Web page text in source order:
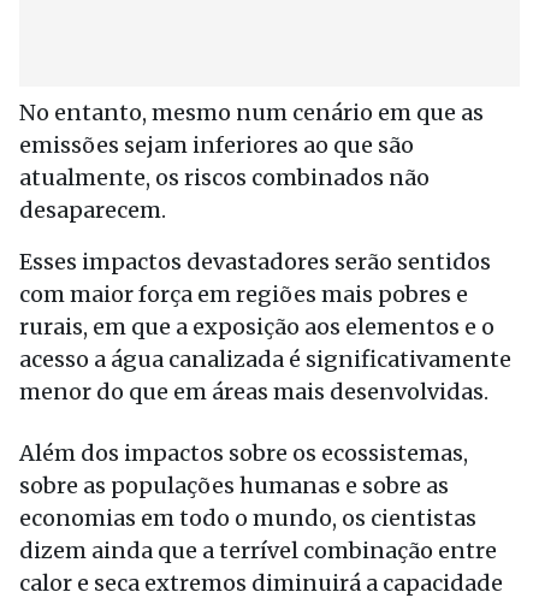
No entanto, mesmo num cenário em que as
emissões sejam inferiores ao que são
atualmente, os riscos combinados não
desaparecem.
Esses impactos devastadores serão sentidos
com maior força em regiões mais pobres e
rurais, em que a exposição aos elementos e o
acesso a água canalizada é significativamente
menor do que em áreas mais desenvolvidas.
Além dos impactos sobre os ecossistemas,
sobre as populações humanas e sobre as
economias em todo o mundo, os cientistas
dizem ainda que a terrível combinação entre
calor e seca extremos diminuirá a capacidade